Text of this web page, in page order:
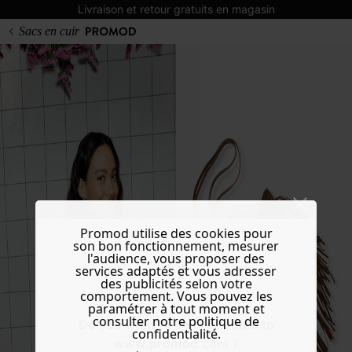
Livraison et retour gratuits en magasin
Do you want to be redirected to
www.promod.com ?
Sacs en cuir
Promod utilise des cookies pour
son bon fonctionnement, mesurer
l'audience, vous proposer des
services adaptés et vous adresser
des publicités selon votre
comportement. Vous pouvez les
paramétrer à tout moment et
consulter notre politique de
confidentialité.